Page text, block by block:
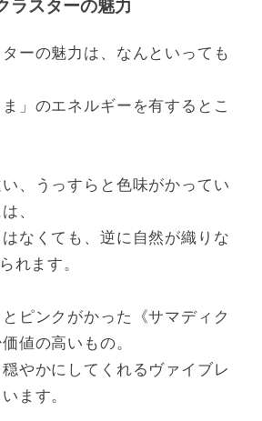
ラスターの魅力
ーの魅力は、なんといっても
」のエネルギーを有するとこ
、うっすらと色味がかってい
、
なくても、逆に自然が織りな
れます。
ピンクがかった《サマディク
値の高いもの。
やかにしてくれるヴァイブレ
ます。